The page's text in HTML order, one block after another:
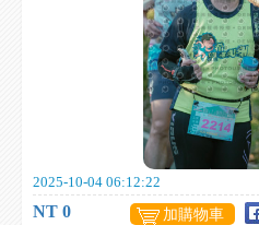
2025-10-04 06:12:22
NT 0 加購物車